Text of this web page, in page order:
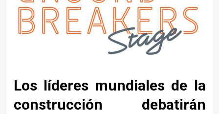
Los líderes mundiales de la
construcción debatirán